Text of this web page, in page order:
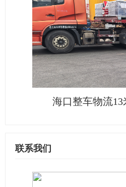
海口整车物流
联系我们